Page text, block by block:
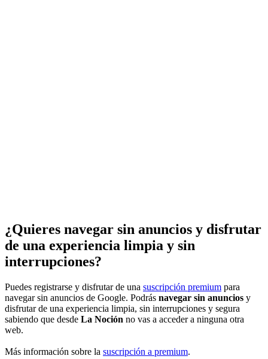
¿Quieres navegar sin anuncios y disfrutar
de una experiencia limpia y sin
interrupciones?
Puedes registrarse y disfrutar de una suscripción premium para
navegar sin anuncios de Google. Podrás navegar sin anuncios y
disfrutar de una experiencia limpia, sin interrupciones y segura
sabiendo que desde La Noción no vas a acceder a ninguna otra
web.
Más información sobre la suscripción a premium.